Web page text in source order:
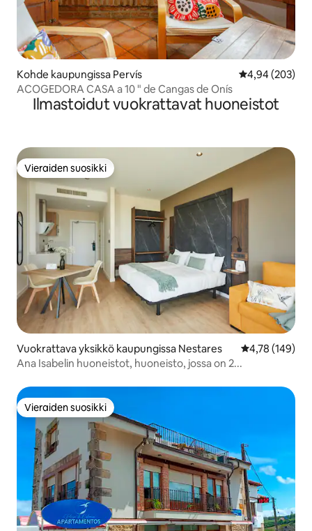
Kohde kaupungissa Pervís
4,94 (203)
ACOGEDORA CASA a 10 " de Cangas de Onís
Ilmastoidut vuokrattavat huoneistot
Vieraiden suosikki
Vieraiden suosikki
Vuokrattava yksikkö kaupungissa Nestares
4,78 (149)
Ana Isabelin huoneistot, huoneisto, jossa on 2...
Vieraiden suosikki
Vieraiden suosikki